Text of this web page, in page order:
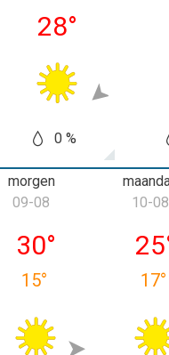
28°
0 %
morgen
zondag 09-08
09-08
30°
15°
10-08
25
17°